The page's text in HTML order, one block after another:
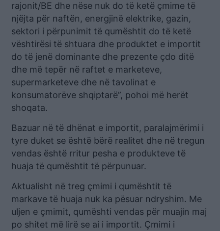
rajonit/BE dhe nëse nuk do të ketë çmime të
njëjta për naftën, energjinë elektrike, gazin,
sektori i përpunimit të qumështit do të ketë
vështirësi të shtuara dhe produktet e importit
do të jenë dominante dhe prezente çdo ditë
dhe më tepër në raftet e marketeve,
supermarketeve dhe në tavolinat e
konsumatorëve shqiptarë”, pohoi më herët
shoqata.
Bazuar në të dhënat e importit, paralajmërimi i
tyre duket se është bërë realitet dhe në tregun
vendas është rritur pesha e produkteve të
huaja të qumështit të përpunuar.
Aktualisht në treg çmimi i qumështit të
markave të huaja nuk ka pësuar ndryshim. Me
uljen e çmimit, qumështi vendas për muajin maj
po shitet më lirë se ai i importit. Çmimi i